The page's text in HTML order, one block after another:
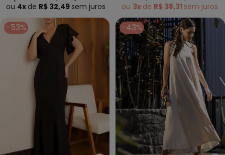
ou 4x de R$ 32,49 sem juros ou 3x de R$ 38,31 sem juros
-53% -43%